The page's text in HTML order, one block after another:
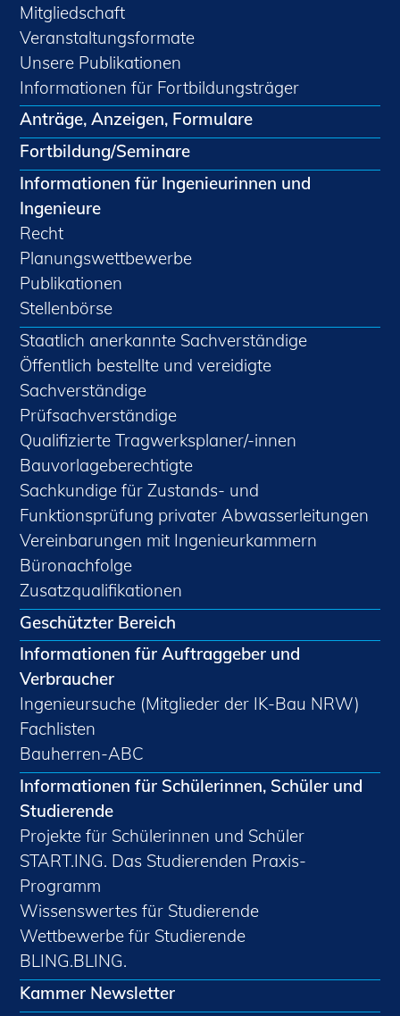
Mitgliedschaft
Veranstaltungsformate
Unsere Publikationen
Informationen für Fortbildungsträger
Anträge, Anzeigen, Formulare
Fortbildung/Seminare
Informationen für Ingenieurinnen und
Ingenieure
Recht
Planungswettbewerbe
Publikationen
Stellenbörse
Staatlich anerkannte Sachverständige
Öffentlich bestellte und vereidigte
Sachverständige
Prüfsachverständige
Qualifizierte Tragwerksplaner/-innen
Bauvorlageberechtigte
Sachkundige für Zustands- und
Funktionsprüfung privater Abwasserleitungen
Vereinbarungen mit Ingenieurkammern
Büronachfolge
Zusatzqualifikationen
Geschützter Bereich
Informationen für Auftraggeber und
Verbraucher
Ingenieursuche (Mitglieder der IK-Bau NRW)
Fachlisten
Bauherren-ABC
Informationen für Schülerinnen, Schüler und
Studierende
Projekte für Schülerinnen und Schüler
START.ING. Das Studierenden Praxis-
Programm
Wissenswertes für Studierende
Wettbewerbe für Studierende
BLING.BLING.
Kammer Newsletter